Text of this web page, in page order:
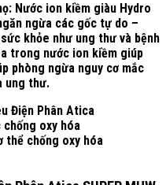
Nước ion kiềm giàu Hydro
ngừa các gốc tự do –
khỏe như ung thư và bệnh
trong nước ion kiềm giúp
phòng ngừa nguy cơ mắc
ung thư.
thể chống oxy hóa